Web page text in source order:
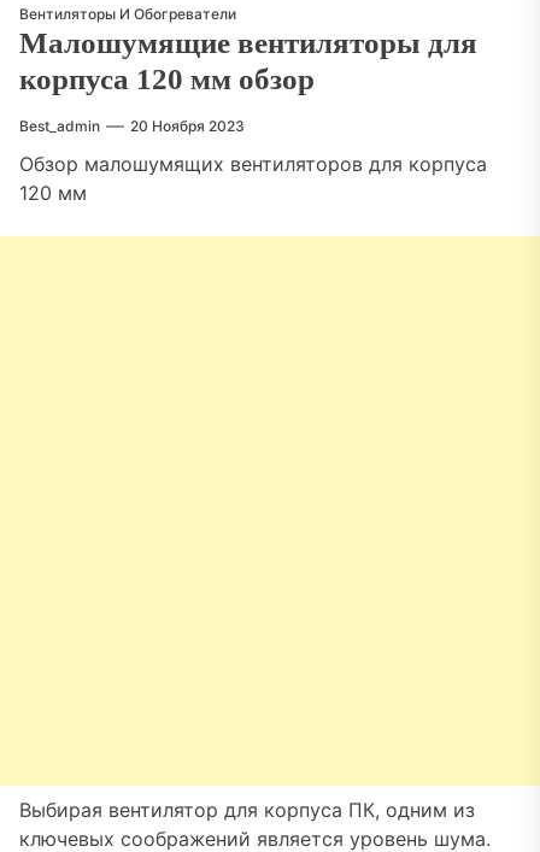
Вентиляторы И Обогреватели
Малошумящие вентиляторы для
корпуса 120 мм обзор
Best_admin 20 Ноября 2023
Обзор малошумящих вентиляторов для корпуса
120 мм
Выбирая вентилятор для корпуса ПК, одним из
ключевых соображений является уровень шума.